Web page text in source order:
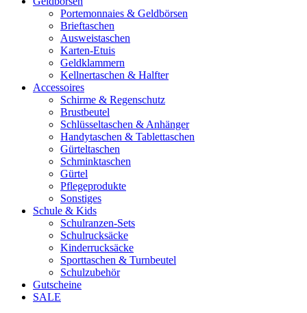
Portemonnaies & Geldbörsen
Brieftaschen
Ausweistaschen
Karten-Etuis
Geldklammern
Kellnertaschen & Halfter
Accessoires
Schirme & Regenschutz
Brustbeutel
Schlüsseltaschen & Anhänger
Handytaschen & Tablettaschen
Gürteltaschen
Schminktaschen
Gürtel
Pflegeprodukte
Sonstiges
Schule & Kids
Schulranzen-Sets
Schulrucksäcke
Kinderrucksäcke
Sporttaschen & Turnbeutel
Schulzubehör
Gutscheine
SALE